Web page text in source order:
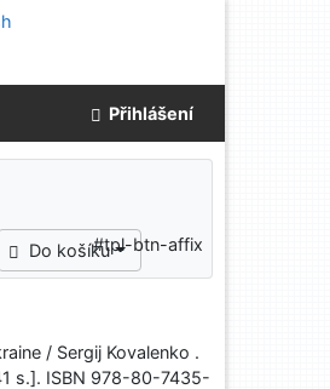
Přihlášení
Do košíku#tpl-btn-affix
/ Sergij Kovalenko .
s.]. ISBN 978-80-7435-